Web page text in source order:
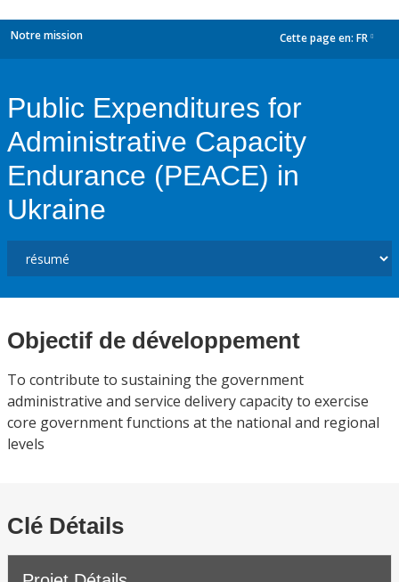
Notre mission Cette page en: FR
Public Expenditures for
Administrative Capacity
Endurance (PEACE) in
Ukraine
Objectif de développement
To contribute to sustaining the government
administrative and service delivery capacity to exercise
core government functions at the national and regional
levels
Clé Détails